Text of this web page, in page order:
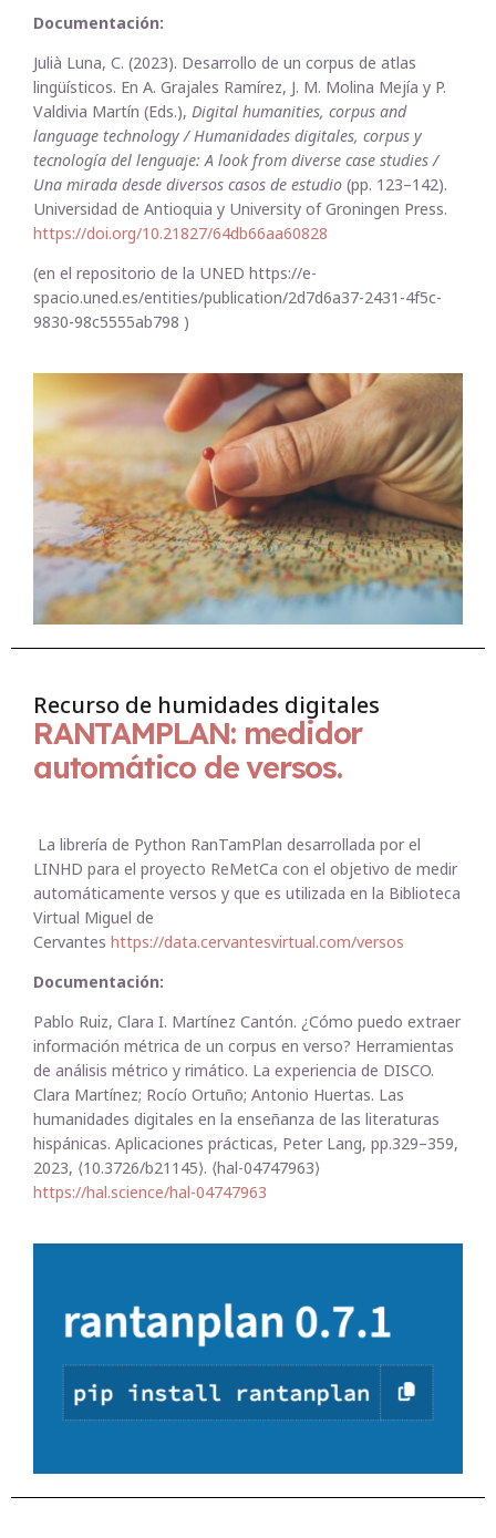
Documentación:
Julià Luna, C. (2023). Desarrollo de un corpus de atlas
lingüísticos. En A. Grajales Ramírez, J. M. Molina Mejía y P.
Valdivia Martín (Eds.), Digital humanities, corpus and
language technology / Humanidades digitales, corpus y
tecnología del lenguaje: A look from diverse case studies /
Una mirada desde diversos casos de estudio (pp. 123–142).
Universidad de Antioquia y University of Groningen Press.
https://doi.org/10.21827/64db66aa60828
(en el repositorio de la UNED https://e-
spacio.uned.es/entities/publication/2d7d6a37-2431-4f5c-
9830-98c5555ab798 )
Recurso de humidades digitales
RANTAMPLAN: medidor
automático de versos.
La librería de Python RanTamPlan desarrollada por el
LINHD para el proyecto ReMetCa con el objetivo de medir
automáticamente versos y que es utilizada en la Biblioteca
Virtual Miguel de
Cervantes https://data.cervantesvirtual.com/versos
Documentación:
Pablo Ruiz, Clara I. Martínez Cantón. ¿Cómo puedo extraer
información métrica de un corpus en verso? Herramientas
de análisis métrico y rimático. La experiencia de DISCO.
Clara Martínez; Rocío Ortuño; Antonio Huertas. Las
humanidades digitales en la enseñanza de las literaturas
hispánicas. Aplicaciones prácticas, Peter Lang, pp.329–359,
2023, ⟨10.3726/b21145⟩. ⟨hal-04747963⟩
https://hal.science/hal-04747963